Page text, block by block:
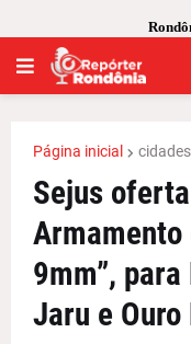
Página inicial cidades
Sejus
Armamento
9mm”,
Jaru e